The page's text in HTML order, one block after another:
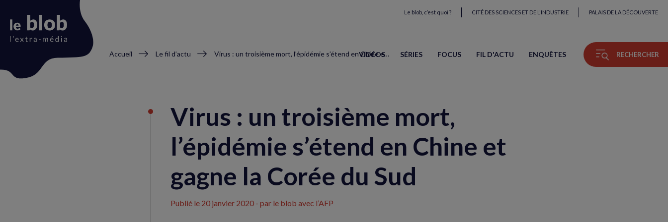
Le blob, c’est quoi ? CITÉ DES SCIENCES ET DE L'INDUSTRIE PALAIS DE LA DÉCOUVERTE
VIDÉOS SÉRIES FOCUS FIL D'ACTU ENQUÊTES RECHERCHER
Fil
Accueil Le fil d’actu Virus : un troisième mort, l’épidémie s’étend en Chine et gagne la Corée du Sud
Virus : un troisième mort,
l’épidémie s’étend en Chine et
gagne la Corée du Sud
Publié le 20 janvier 2020 - par le blob avec l’AFP